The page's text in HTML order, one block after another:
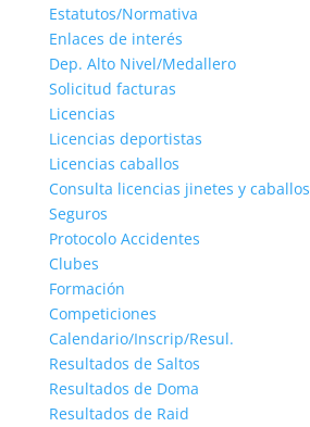
Estatutos/Normativa
Enlaces de interés
Dep. Alto Nivel/Medallero
Solicitud facturas
Licencias
Licencias deportistas
Licencias caballos
Consulta licencias jinetes y caballos
Seguros
Protocolo Accidentes
Clubes
Formación
Competiciones
Calendario/Inscrip/Resul.
Resultados de Saltos
Resultados de Doma
Resultados de Raid